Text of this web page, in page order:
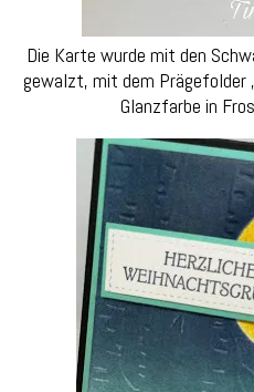
Die Karte wurde mit den
gewalzt, mit dem Prägefolder
Glanzfarbe in